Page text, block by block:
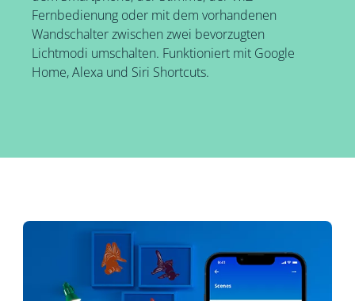
Fernbedienung oder mit dem vorhandenen
Wandschalter zwischen zwei bevorzugten
Lichtmodi umschalten. Funktioniert mit Google
Home, Alexa und Siri Shortcuts.